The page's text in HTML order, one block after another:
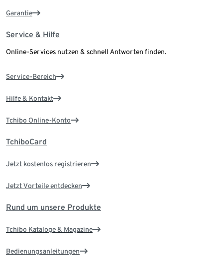
Garantie
Service & Hilfe
Online-Services nutzen & schnell Antworten finden.
Service-Bereich
Hilfe & Kontakt
Tchibo Online-Konto
TchiboCard
Jetzt kostenlos registrieren
Jetzt Vorteile entdecken
Rund um unsere Produkte
Tchibo Kataloge & Magazine
Bedienungsanleitungen